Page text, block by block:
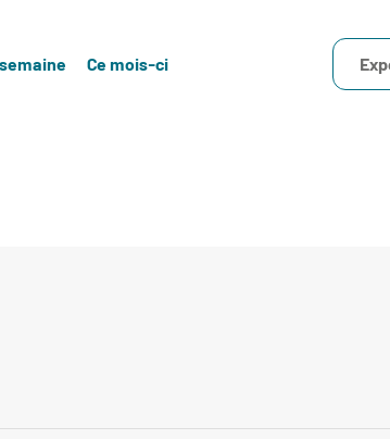
Ce mois-ci